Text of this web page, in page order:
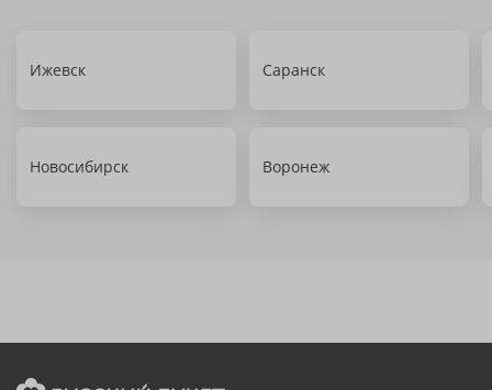
Ижевск Саранск
Новосибирск Воронеж